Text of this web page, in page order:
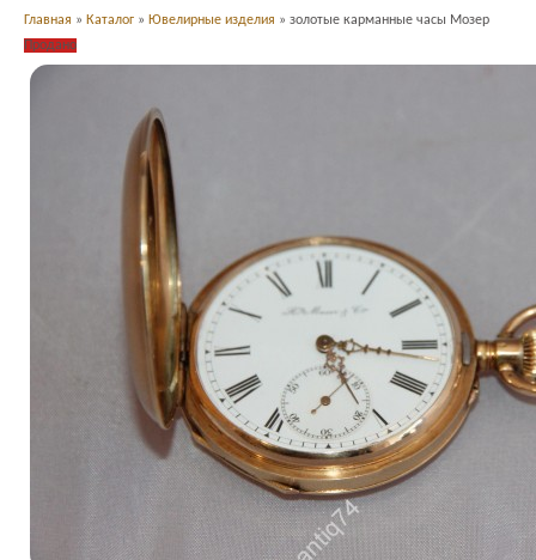
Главная » Каталог » Ювелирные изделия » золотые карманные часы Мозер
Продано